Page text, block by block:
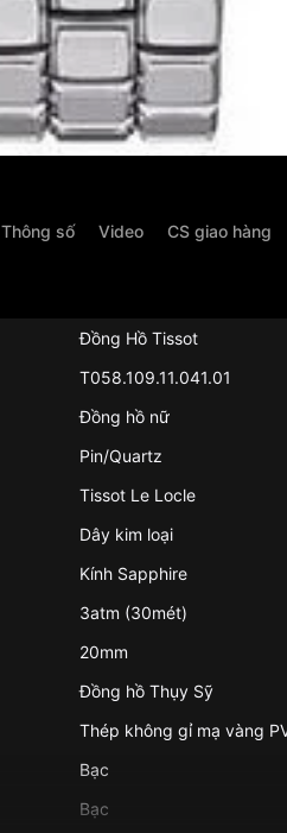
Thông số Video CS giao hàng
Đồng Hồ Tissot
T058.109.11.041.01
Đồng hồ nữ
Pin/Quartz
Tissot Le Locle
Dây kim loại
Kính Sapphire
3atm (30mét)
20mm
Đồng hồ Thụy Sỹ
Thép không gỉ mạ vàng
Bạc
Bạc